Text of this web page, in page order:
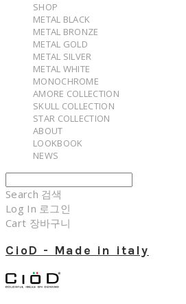
SHOP
METAL BLACK
METAL BRONZE
METAL GOLD
METAL SILVER
METAL WHITE
MONOCHROME
AMORE COLLECTION
SKULL COLLECTION
STAR COLLECTION
ABOUT
LOOKBOOK
NEWS
Search 검색
Log In 로그인
Cart 장바구니
CioD - Made in italy